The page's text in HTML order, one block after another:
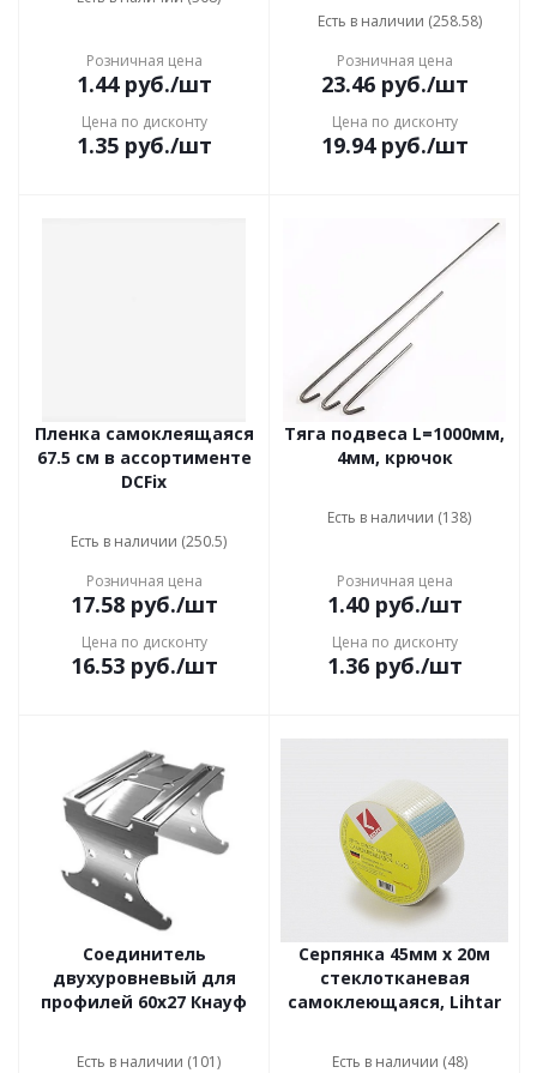
Розничная цена
1.44руб./шт
Цена по дисконту
1.35руб./шт
Есть в наличии (258.58)
Розничная цена
23.46руб./шт
Цена по дисконту
19.94руб./шт
Пленка самоклеящаяся
67.5 см в ассортименте
DCFix
Есть в наличии (250.5)
Розничная цена
17.58руб./шт
Цена по дисконту
16.53руб./шт
Тяга подвеса L=1000мм,
4мм, крючок
Есть в наличии (138)
Розничная цена
1.40руб./шт
Цена по дисконту
1.36руб./шт
Соединитель
двухуровневый для
профилей 60х27 Кнауф
Есть в наличии (101)
Серпянка 45мм x 20м
стеклотканевая
самоклеющаяся, Lihtar
Есть в наличии (48)